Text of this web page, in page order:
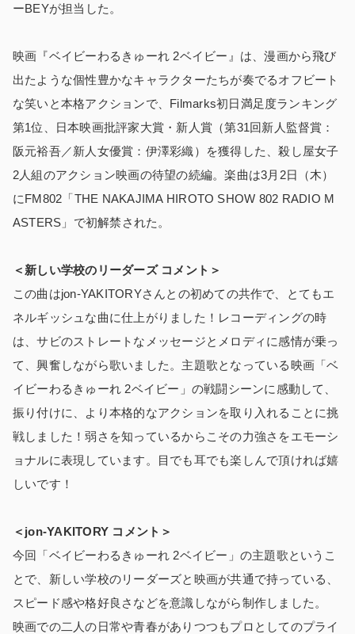
ーBEYが担当した。
映画『ベイビーわるきゅーれ 2ベイビー』は、漫画から飛び
出たような個性豊かなキャラクターたちが奏でるオフビート
な笑いと本格アクションで、Filmarks初日満足度ランキング
第1位、日本映画批評家大賞・新人賞（第31回新人監督賞：
阪元裕吾／新人女優賞：伊澤彩織）を獲得した、殺し屋女子
2人組のアクション映画の待望の続編。楽曲は3月2日（木）
にFM802「THE NAKAJIMA HIROTO SHOW 802 RADIO M
ASTERS」で初解禁された。
＜新しい学校のリーダーズ コメント＞
この曲はjon-YAKITORYさんとの初めての共作で、とてもエ
ネルギッシュな曲に仕上がりました！レコーディングの時
は、サビのストレートなメッセージとメロディに感情が乗っ
て、興奮しながら歌いました。主題歌となっている映画「ベ
イビーわるきゅーれ 2ベイビー」の戦闘シーンに感動して、
振り付けに、より本格的なアクションを取り入れることに挑
戦しました！弱さを知っているからこその力強さをエモーシ
ョナルに表現しています。目でも耳でも楽しんで頂ければ嬉
しいです！
＜jon-YAKITORY コメント＞
今回「ベイビーわるきゅーれ 2ベイビー」の主題歌というこ
とで、新しい学校のリーダーズと映画が共通で持っている、
スピード感や格好良さなどを意識しながら制作しました。
映画での二人の日常や青春がありつつもプロとしてのプライ